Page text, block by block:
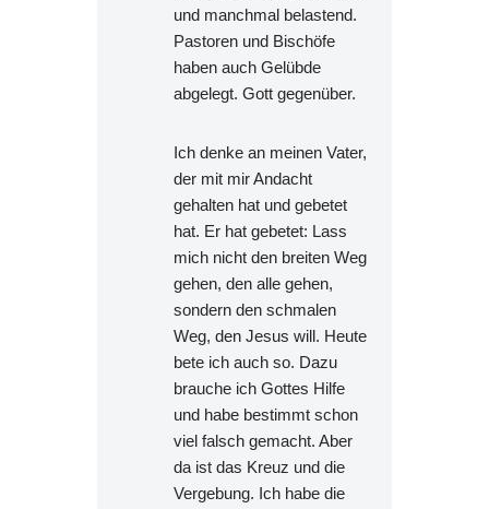
und manchmal belastend.
Pastoren und Bischöfe
haben auch Gelübde
abgelegt. Gott gegenüber.
Ich denke an meinen Vater,
der mit mir Andacht
gehalten hat und gebetet
hat. Er hat gebetet: Lass
mich nicht den breiten Weg
gehen, den alle gehen,
sondern den schmalen
Weg, den Jesus will. Heute
bete ich auch so. Dazu
brauche ich Gottes Hilfe
und habe bestimmt schon
viel falsch gemacht. Aber
da ist das Kreuz und die
Vergebung. Ich habe die